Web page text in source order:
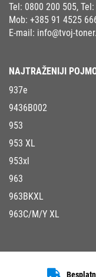
Tel: 0800 200 505, Tel:
Mob: +385 91 4525
E-mail: info@tvoj-
NAJTRAŽENIJI
937e
9436B002
953
953 XL
953xl
963
963BKXL
963C/M/Y XL